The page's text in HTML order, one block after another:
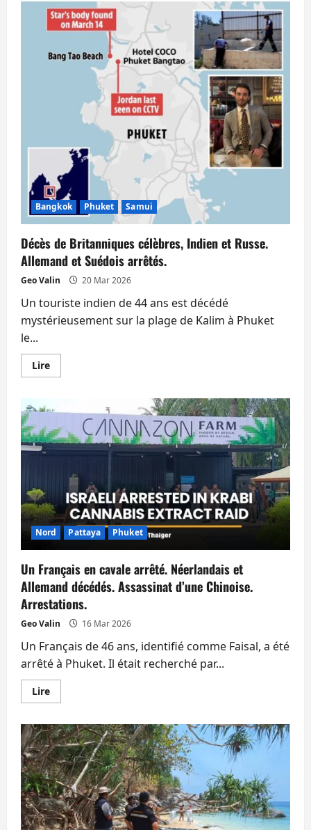
Bangkok Phuket Samui
Décès de Britanniques célèbres, Indien et Russe.
Allemand et Suédois arrêtés.
Geo Valin 20 Mar 2026
Un touriste indien de 44 ans est décédé
mystérieusement sur la plage de Kalim à Phuket
le...
LireEn
savoir
de
Britanniques
célèbres,
Indien
et
Allemand
Suédois
arrêtés.
Nord Pattaya Phuket
Un Français en cavale arrêté. Néerlandais et
Allemand décédés. Assassinat d’une Chinoise.
Arrestations.
Geo Valin 16 Mar 2026
Un Français de 46 ans, identifié comme Faisal, a été
arrêté à Phuket. Il était recherché par...
LireEn
savoir
Un
Français
en
cavale
arrêté.
Néerlandais
et
Allemand
décédés.
Assassinat
d’une